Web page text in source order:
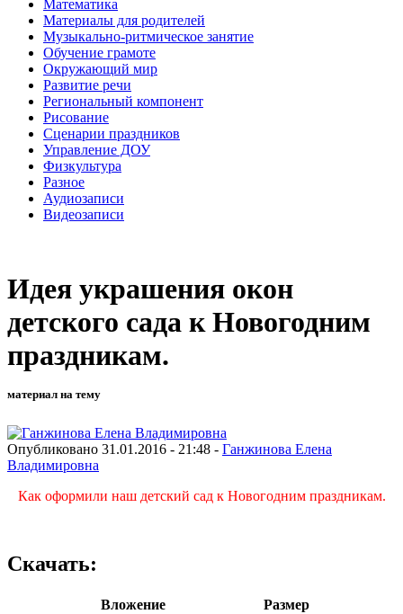
Математика
Материалы для родителей
Музыкально-ритмическое занятие
Обучение грамоте
Окружающий мир
Развитие речи
Региональный компонент
Рисование
Сценарии праздников
Управление ДОУ
Физкультура
Разное
Аудиозаписи
Видеозаписи
Идея украшения окон
детского сада к Новогодним
праздникам.
материал на тему
Опубликовано 31.01.2016 - 21:48 - Ганжинова Елена
Владимировна
Как оформили наш детский сад к Новогодним праздникам.
Скачать:
Вложение
Размер